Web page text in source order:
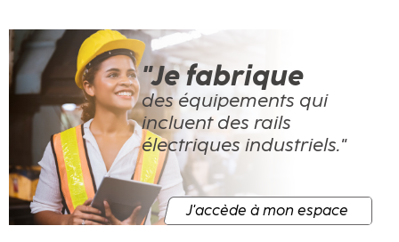
"Je fabrique
des équipements qui
incluent des rails
électriques industriels."
J'accède à mon espace